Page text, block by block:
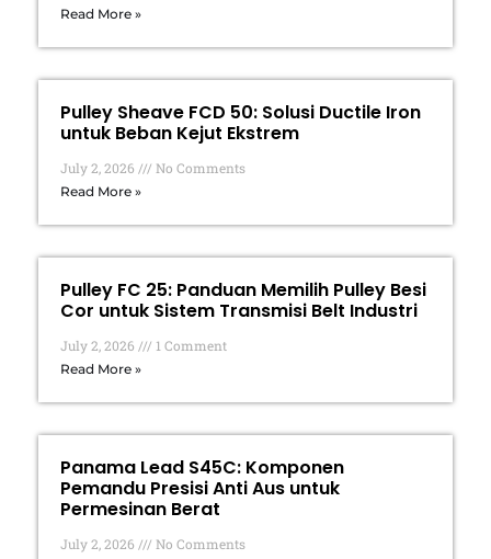
Read More »
Pulley Sheave FCD 50: Solusi Ductile Iron
untuk Beban Kejut Ekstrem
July 2, 2026 No Comments
Read More »
Pulley FC 25: Panduan Memilih Pulley Besi
Cor untuk Sistem Transmisi Belt Industri
July 2, 2026 1 Comment
Read More »
Panama Lead S45C: Komponen
Pemandu Presisi Anti Aus untuk
Permesinan Berat
July 2, 2026 No Comments